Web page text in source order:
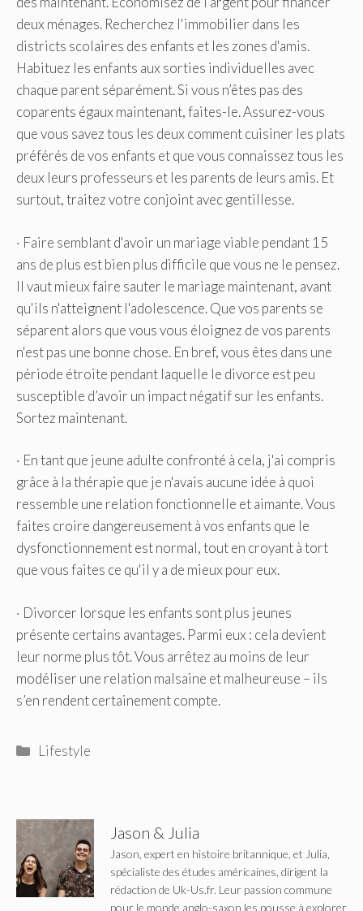
deux ménages. Recherchez l'immobilier dans les
districts scolaires des enfants et les zones d'amis.
Habituez les enfants aux sorties individuelles avec
chaque parent séparément. Si vous n’êtes pas des
coparents égaux maintenant, faites-le. Assurez-vous
que vous savez tous les deux comment cuisiner les plats
préférés de vos enfants et que vous connaissez tous les
deux leurs professeurs et les parents de leurs amis. Et
surtout, traitez votre conjoint avec gentillesse.
· Faire semblant d'avoir un mariage viable pendant 15
ans de plus est bien plus difficile que vous ne le pensez.
Il vaut mieux faire sauter le mariage maintenant, avant
qu'ils n'atteignent l'adolescence. Que vos parents se
séparent alors que vous vous éloignez de vos parents
n'est pas une bonne chose. En bref, vous êtes dans une
période étroite pendant laquelle le divorce est peu
susceptible d’avoir un impact négatif sur les enfants.
Sortez maintenant.
· En tant que jeune adulte confronté à cela, j'ai compris
grâce à la thérapie que je n'avais aucune idée à quoi
ressemble une relation fonctionnelle et aimante. Vous
faites croire dangereusement à vos enfants que le
dysfonctionnement est normal, tout en croyant à tort
que vous faites ce qu'il y a de mieux pour eux.
· Divorcer lorsque les enfants sont plus jeunes
présente certains avantages. Parmi eux : cela devient
leur norme plus tôt. Vous arrêtez au moins de leur
modéliser une relation malsaine et malheureuse – ils
s’en rendent certainement compte.
Catégories
Lifestyle
Jason & Julia
Jason, expert en histoire britannique, et Julia,
spécialiste des études américaines, dirigent la
rédaction de Uk-Us.fr. Leur passion commune
pour le monde anglo-saxon les pousse à explorer